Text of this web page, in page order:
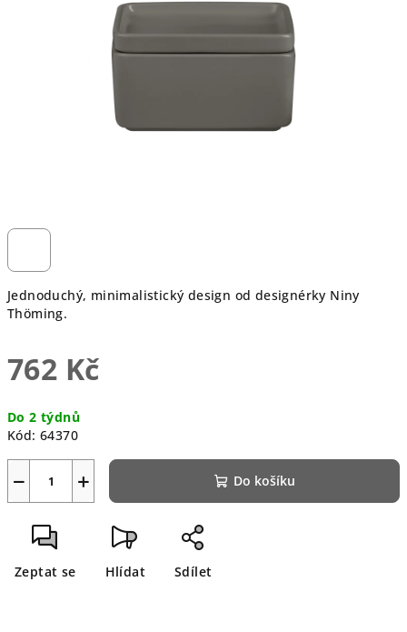
Jednoduchý, minimalistický design od designérky Niny
Thöming.
762 Kč
cena:
Do 2 týdnů
Kód: 64370
+
− Do košíku
Zeptat se Hlídat Sdílet
hvězdiček.